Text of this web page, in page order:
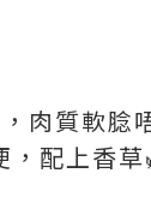
肉質軟腍
，配上香